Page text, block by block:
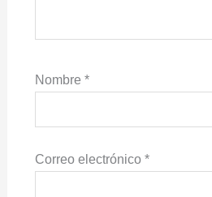
Nombre *
Correo electrónico *